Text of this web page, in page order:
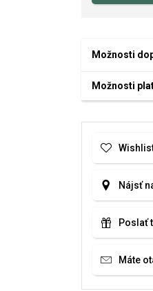
Možnosti
Možnosti
Nájsť
Poslať
Máte